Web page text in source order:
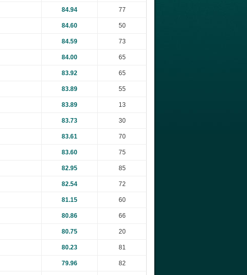
84.94 77
84.60 50
84.59 73
84.00 65
83.92 65
83.89 55
83.89 13
83.73 30
83.61 70
83.60 75
82.95 85
82.54 72
81.15 60
80.86 66
80.75 20
80.23 81
79.96 82